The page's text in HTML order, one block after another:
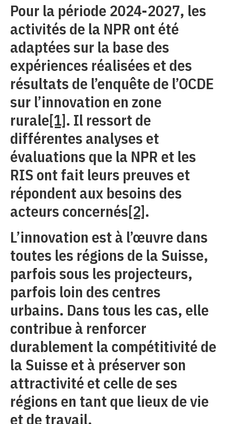
Pour la période 2024-2027, les
activités de la NPR ont été
adaptées sur la base des
expériences réalisées et des
résultats de l’enquête de l’OCDE
sur l’innovation en zone
rurale[1]. Il ressort de
différentes analyses et
évaluations que la NPR et les
RIS ont fait leurs preuves et
répondent aux besoins des
acteurs concernés[2].
L’innovation est à l’œuvre dans
toutes les régions de la Suisse,
parfois sous les projecteurs,
parfois loin des centres
urbains. Dans tous les cas, elle
contribue à renforcer
durablement la compétitivité de
la Suisse et à préserver son
attractivité et celle de ses
régions en tant que lieux de vie
et de travail.